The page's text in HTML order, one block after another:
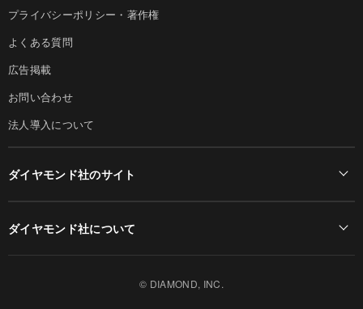
プライバシーポリシー・著作権
よくある質問
広告掲載
お問い合わせ
法人導入について
ダイヤモンド社のサイト
ダイヤモンド社について
© DIAMOND, INC.